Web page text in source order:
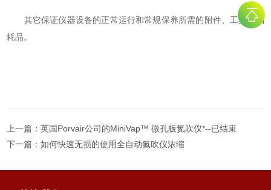
其它保证仪器设备的正常运行和常规保养所需的附件、工具和消
耗品。
上一篇：英国Porvair公司的MiniVap™ 微孔板氮吹仪*--已结束
下一篇：如何快速无损的使用全自动氮吹仪浓缩